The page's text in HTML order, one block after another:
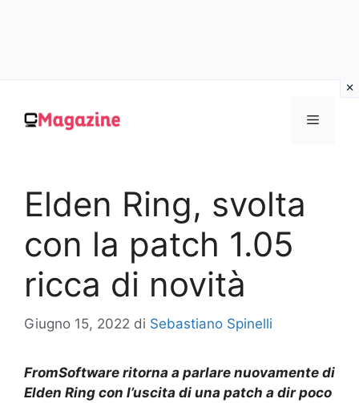
contenuto
MENU
Elden Ring, svolta
con la patch 1.05
ricca di novità
Giugno 15, 2022 di Sebastiano Spinelli
FromSoftware ritorna a parlare nuovamente di
Elden Ring con l’uscita di una patch a dir poco